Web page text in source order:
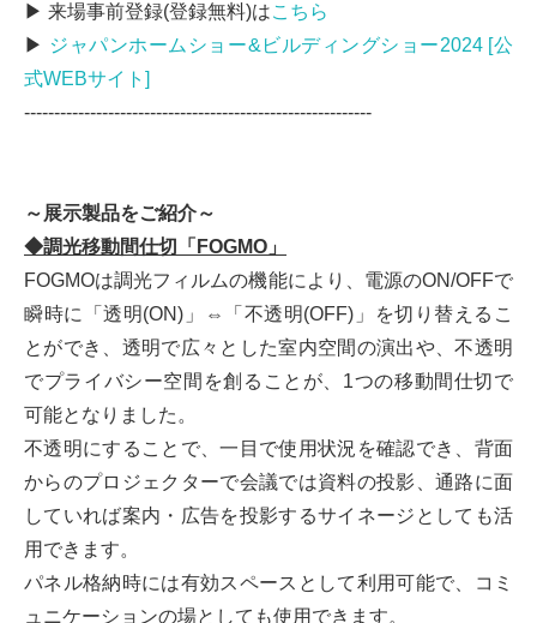
▶ 来場事前登録(登録無料)はこちら
▶ ジャパンホームショー&ビルディングショー2024 [公
式WEBサイト]
----------------------------------------------------------
～展示製品をご紹介～
◆調光移動間仕切「FOGMO」
FOGMOは調光フィルムの機能により、電源のON/OFFで
瞬時に「透明(ON)」⇔「不透明(OFF)」を切り替えるこ
とができ、透明で広々とした室内空間の演出や、不透明
でプライバシー空間を創ることが、1つの移動間仕切で
可能となりました。
不透明にすることで、一目で使用状況を確認でき、背面
からのプロジェクターで会議では資料の投影、通路に面
していれば案内・広告を投影するサイネージとしても活
用できます。
パネル格納時には有効スペースとして利用可能で、コミ
ュニケーションの場としても使用できます。